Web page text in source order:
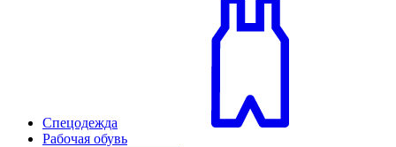
Спецодежда
Рабочая обувь